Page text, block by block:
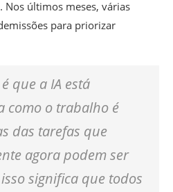
Nos últimos meses, várias
para priorizar
que a IA está
como o trabalho é
das tarefas que
agora podem ser
significa que todos